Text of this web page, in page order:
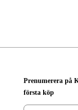
Prenumerera på
första köp